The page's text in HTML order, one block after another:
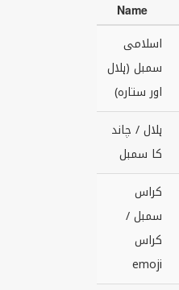
Name
اسلامی
سمبل (ہلال
اور ستارہ)
ہلال / چاند
کا سمبل
کراس
سمبل /
کراس
emoji